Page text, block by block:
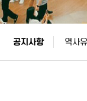
공지사항 역사